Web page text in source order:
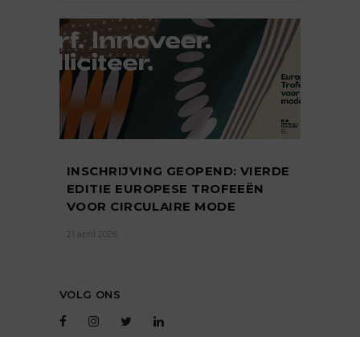
INSCHRIJVING GEOPEND: VIERDE
EDITIE EUROPESE TROFEEËN
VOOR CIRCULAIRE MODE
21 april 2026
VOLG ONS